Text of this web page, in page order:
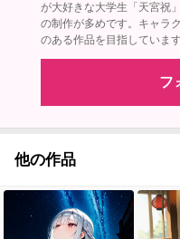
が大好きな大学生「天宮祝
の制作が多めです。キャラ
のある作品を目指しています
フ
他の作品